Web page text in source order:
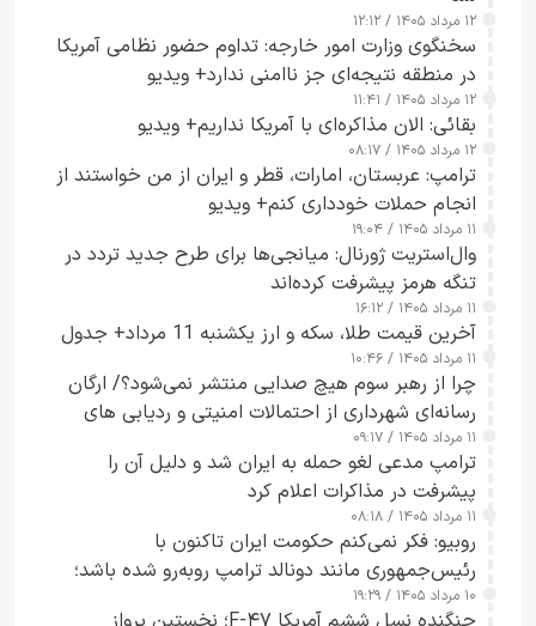
۱۲ مرداد ۱۴۰۵ / ۱۲:۱۲
سخنگوی وزارت امور خارجه: تداوم حضور نظامی آمریکا
در منطقه نتیجه‌ای جز ناامنی ندارد+ ویدیو
۱۲ مرداد ۱۴۰۵ / ۱۱:۴۱
بقائی: الان مذاکره‌ای با آمریکا نداریم+ ویدیو
۱۲ مرداد ۱۴۰۵ / ۰۸:۱۷
ترامپ: عربستان، امارات، قطر و ایران از من خواستند از
انجام حملات خودداری کنم+ ویدیو
۱۱ مرداد ۱۴۰۵ / ۱۹:۰۴
وال‌استریت ژورنال: میانجی‌ها برای طرح جدید تردد در
تنگه هرمز پیشرفت کرده‌اند
۱۱ مرداد ۱۴۰۵ / ۱۶:۱۲
آخرین قیمت طلا، سکه و ارز یکشنبه 11 مرداد+ جدول
۱۱ مرداد ۱۴۰۵ / ۱۰:۴۶
چرا از رهبر سوم هیچ صدایی منتشر نمی‌شود؟/ ارگان
رسانه‌ای شهرداری از احتمالات امنیتی و ردیابی های
جاسوسی گفت
۱۱ مرداد ۱۴۰۵ / ۰۹:۱۷
ترامپ مدعی لغو حمله به ایران شد و دلیل آن را
پیشرفت در مذاکرات اعلام کرد
۱۱ مرداد ۱۴۰۵ / ۰۸:۱۸
روبیو: فکر نمی‌کنم حکومت ایران تاکنون با
رئیس‌جمهوری مانند دونالد ترامپ روبه‌رو شده باشد؛
کسی که واقعاً دست به اقدام می‌زند
۱۰ مرداد ۱۴۰۵ / ۱۹:۲۹